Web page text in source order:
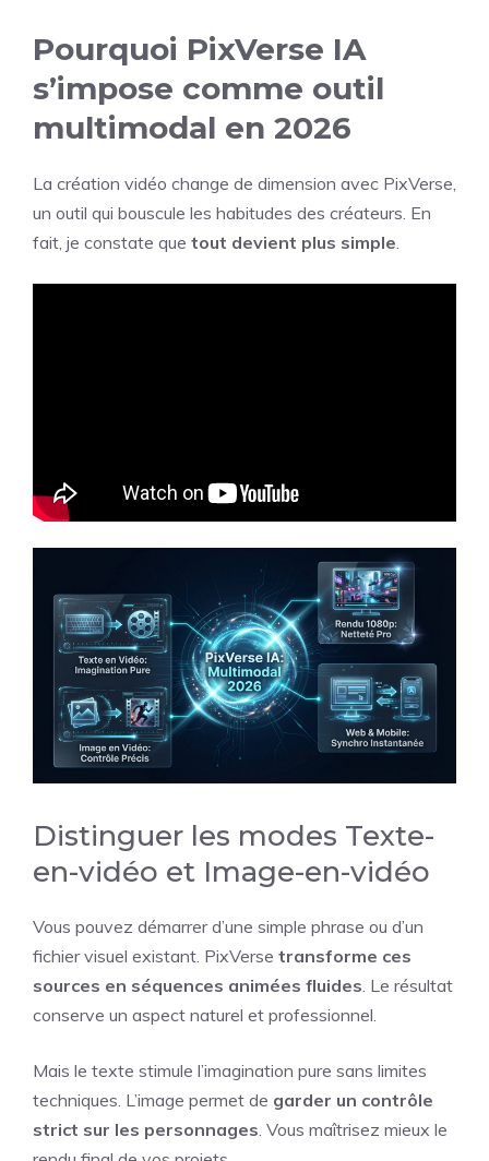
Pourquoi PixVerse IA
s’impose comme outil
multimodal en 2026
La création vidéo change de dimension avec PixVerse,
un outil qui bouscule les habitudes des créateurs. En
fait, je constate que tout devient plus simple
Distinguer les modes Texte-
en-vidéo et Image-en-vidéo
Vous pouvez démarrer d’une simple phrase ou d’un
fichier visuel existant. PixVerse transforme ces
sources en séquences animées fluides. Le résultat
conserve un aspect naturel et professionnel.
Mais le texte stimule l’imagination pure sans limites
techniques. L’image permet de garder un contrôle
strict sur les personnages. Vous maîtrisez mieux le